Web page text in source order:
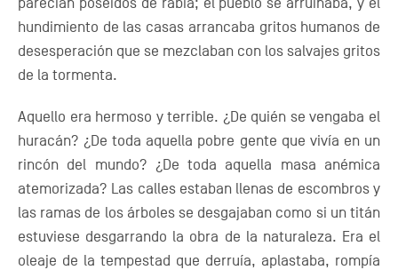
hundimiento de las casas arrancaba gritos humanos de
desesperación que se mezclaban con los salvajes gritos
de la tormenta.
Aquello era hermoso y terrible. ¿De quién se vengaba el
huracán? ¿De toda aquella pobre gente que vivía en un
rincón del mundo? ¿De toda aquella masa anémica
atemorizada? Las calles estaban llenas de escombros y
las ramas de los árboles se desgajaban como si un titán
estuviese desgarrando la obra de la naturaleza. Era el
oleaje de la tempestad que derruía, aplastaba, rompía